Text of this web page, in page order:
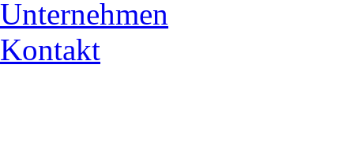
Unternehmen
Kontakt